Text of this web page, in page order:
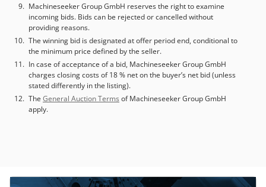
Machineseeker Group GmbH reserves the right to examine
incoming bids. Bids can be rejected or cancelled without
providing reasons.
The winning bid is designated at offer period end, conditional to
the minimum price defined by the seller.
In case of acceptance of a bid, Machineseeker Group GmbH
charges closing costs of 18 % net on the buyer’s net bid (unless
stated differently in the listing).
The General Auction Terms of Machineseeker Group GmbH
apply.